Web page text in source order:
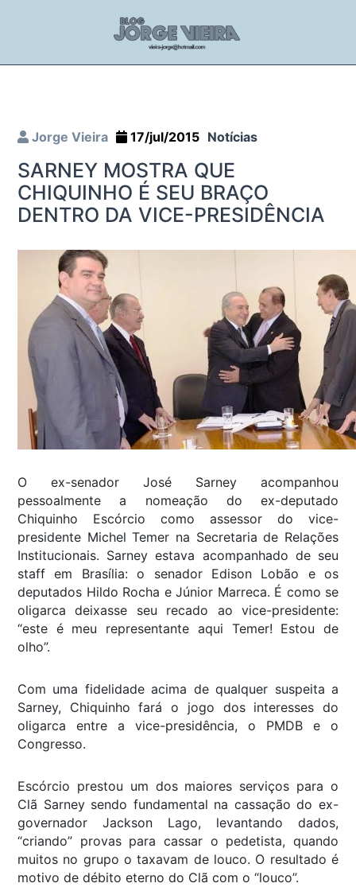
Jorge Vieira 17/jul/2015 Notícias
SARNEY MOSTRA QUE
CHIQUINHO É SEU BRAÇO
DENTRO DA VICE-PRESIDÊNCIA
O ex-senador José Sarney acompanhou
pessoalmente a nomeação do ex-deputado
Chiquinho Escórcio como assessor do vice-
presidente Michel Temer na Secretaria de Relações
Institucionais. Sarney estava acompanhado de seu
staff em Brasília: o senador Edison Lobão e os
deputados Hildo Rocha e Júnior Marreca. É como se
oligarca deixasse seu recado ao vice-presidente:
“este é meu representante aqui Temer! Estou de
olho”.
Com uma fidelidade acima de qualquer suspeita a
Sarney, Chiquinho fará o jogo dos interesses do
oligarca entre a vice-presidência, o PMDB e o
Congresso.
Escórcio prestou um dos maiores serviços para o
Clã Sarney sendo fundamental na cassação do ex-
governador Jackson Lago, levantando dados,
“criando” provas para cassar o pedetista, quando
muitos no grupo o taxavam de louco. O resultado é
motivo de débito eterno do Clã com o “louco”.